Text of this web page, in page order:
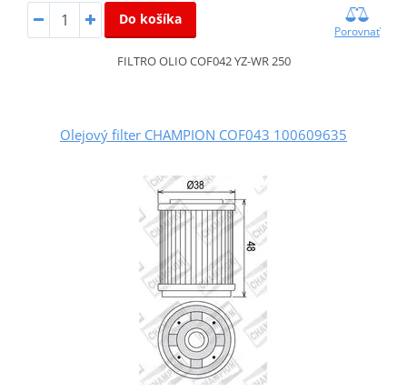
Do košíka
Porovnať
FILTRO OLIO COF042 YZ-WR 250
Olejový filter CHAMPION COF043 100609635